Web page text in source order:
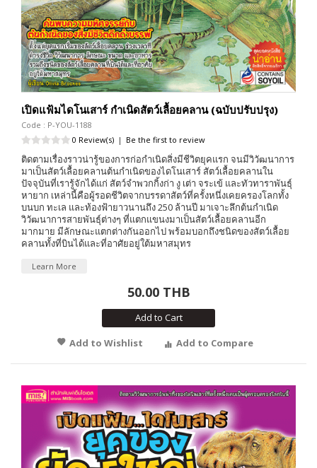
เปิดแฟ้มไดโนเสาร์ กำเนิดสัตว์เลื้อยคลาน (ฉบับปรับปรุง)
Code : P-YOU-1188
0 Review(s) | Be the first to review
ติดตามเรื่องราวน่ารู้ของการก่อกำเนิดสิ่งมีชีวิตยุคแรก จนมีวิวัฒนาการ
มาเป็นสัตว์เลื้อยคลานต้นกำเนิดของไดโนเสาร์ สัตว์เลื้อยคลานใน
ปัจจุบันที่เรารู้จักได้แก่ สัตว์จำพวกกิ้งก่า งู เต่า จระเข้ และทัวทาราพันธุ์
หายาก เหล่านี้คือผู้รอดชีวิตจากบรรดาสัตว์ที่ครั้งหนึ่งเคยครองโลกทั้ง
บนบก ทะเล และท้องฟ้ายาวนานถึง 250 ล้านปี มาเจาะลึกต้นกำเนิด
วิวัฒนาการสายพันธุ์ต่างๆ ที่แตกแขนงมาเป็นสัตว์เลื้อยคลานอีก
มากมาย มีลักษณะแตกต่างกันออกไป พร้อมบอกถึงชนิดของสัตว์เลื้อย
คลานทั้งที่บินได้และที่อาศัยอยู่ใต้มหาสมุทร
Learn More
50.00 THB
Add to Cart
Add to Wishlist
Add to Compare